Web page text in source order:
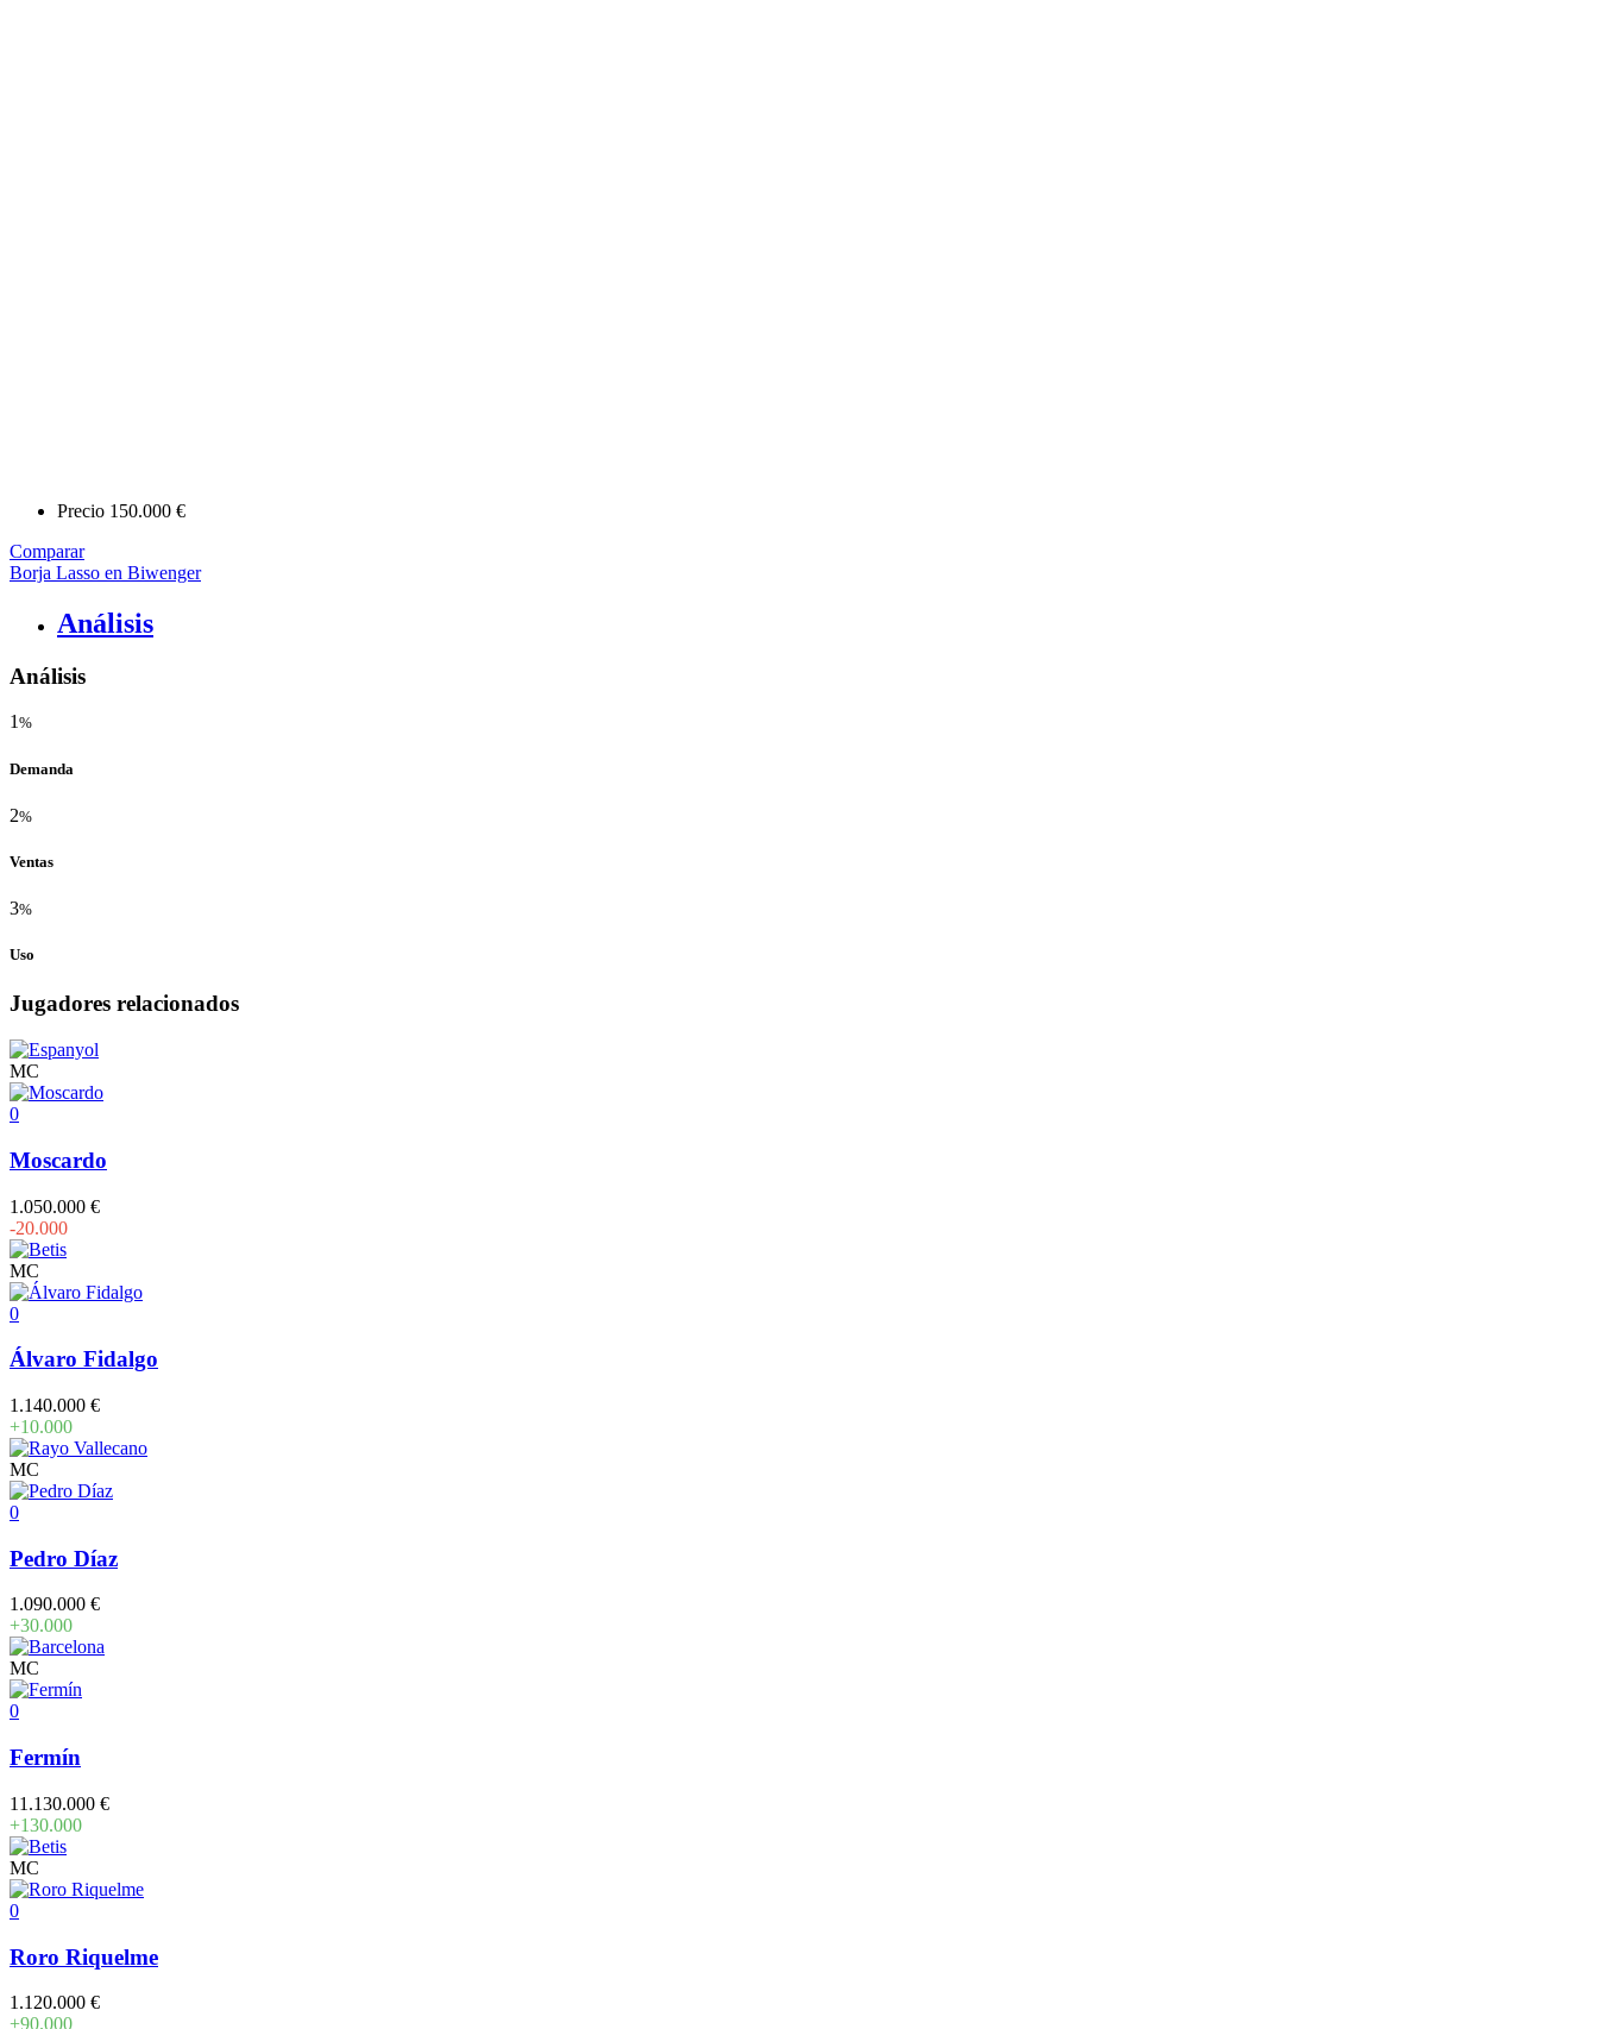
Precio 150.000 €
Comparar
Borja Lasso en Biwenger
Análisis
Análisis
1%
Demanda
2%
Ventas
3%
Uso
Jugadores relacionados
MC
0
Moscardo
1.050.000 €
-20.000
MC
0
Álvaro Fidalgo
1.140.000 €
+10.000
MC
0
Pedro Díaz
1.090.000 €
+30.000
MC
0
Fermín
11.130.000 €
+130.000
MC
0
Roro Riquelme
1.120.000 €
+90.000